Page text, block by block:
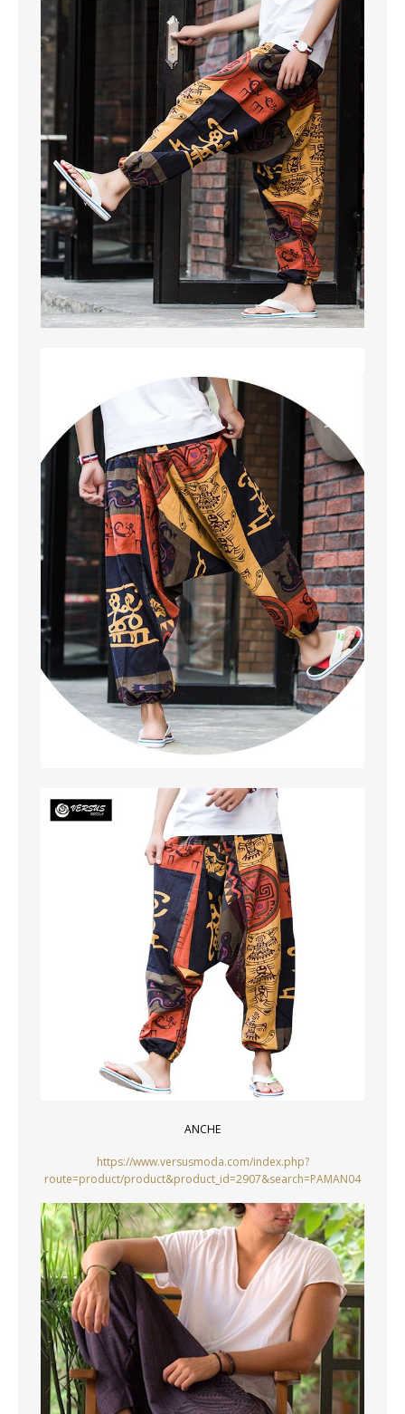
ANCHE
https://www.versusmoda.com/index.php?
route=product/product&product_id=2907&search=PAMAN04